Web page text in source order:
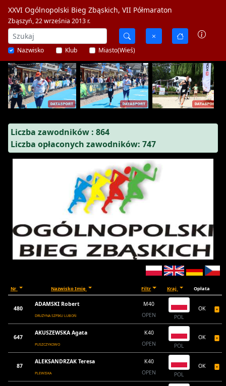
XXVI Ogólnopolski Bieg Zbąskich, VII Półmaraton
Zbąszyń, 22 września 2013 r.
Nazwisko Klub Miasto(Wieś)
Liczba zawodników : 864
Liczba opłaconych zawodników: 747
Nr Nazwisko Imię Filtr Kraj Opłata
480
ADAMSKI Robert
DRUŻYNA SZPIKU LUBOŃ
M40
OPEN
POL
OK
647
AKUSZEWSKA Agata
PUSZCZYKOWO
K40
OPEN
POL
OK
87
ALEKSANDRZAK Teresa
PLEWISKA
K40
OPEN
POL
OK